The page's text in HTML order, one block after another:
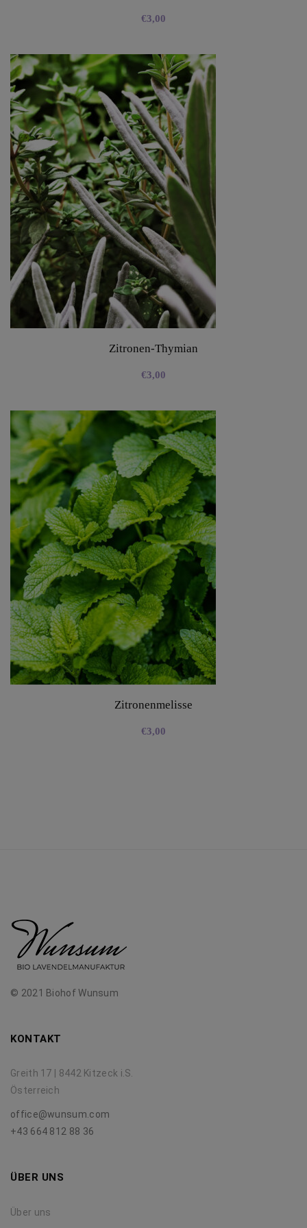
€3,00
Zitronen-Thymian
€3,00
Zitronenmelisse
€3,00
© 2021 Biohof Wunsum
KONTAKT
Greith 17 | 8442 Kitzeck i.S.
Österreich
office@wunsum.com
+43 664 812 88 36
ÜBER UNS
Über uns